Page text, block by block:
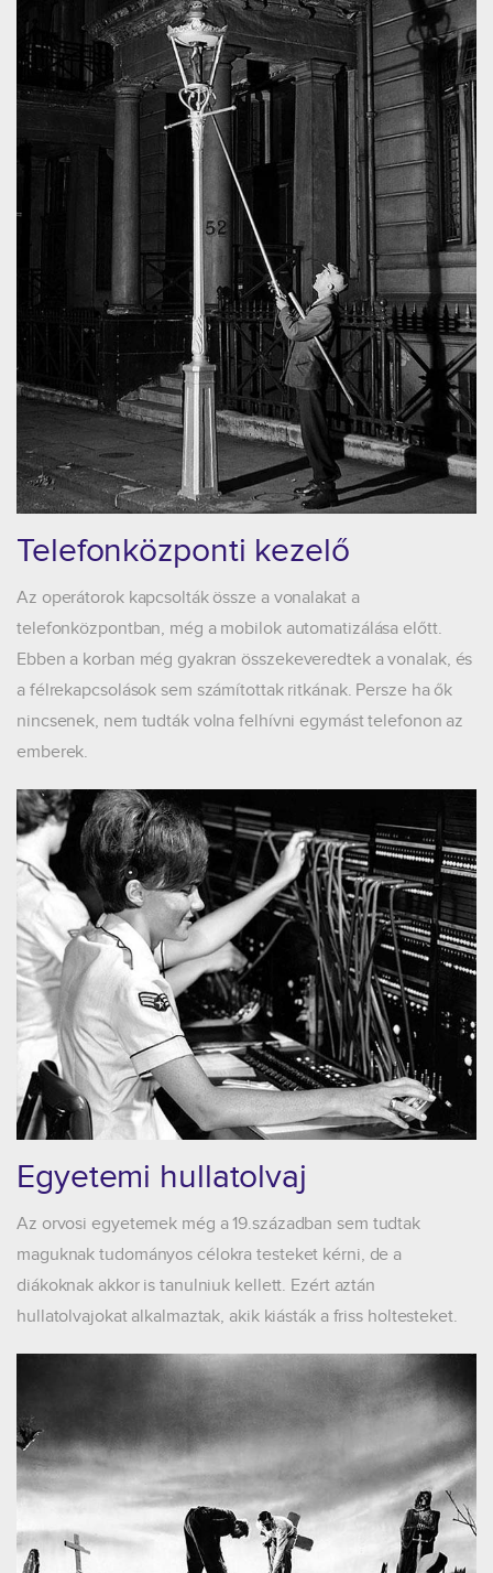
Telefonközponti kezelő
Az operátorok kapcsolták össze a vonalakat a
telefonközpontban, még a mobilok automatizálása előtt.
Ebben a korban még gyakran összekeveredtek a vonalak, és
a félrekapcsolások sem számítottak ritkának. Persze ha ők
nincsenek, nem tudták volna felhívni egymást telefonon az
emberek.
Egyetemi hullatolvaj
Az orvosi egyetemek még a 19.században sem tudtak
maguknak tudományos célokra testeket kérni, de a
diákoknak akkor is tanulniuk kellett. Ezért aztán
hullatolvajokat alkalmaztak, akik kiásták a friss holtesteket.